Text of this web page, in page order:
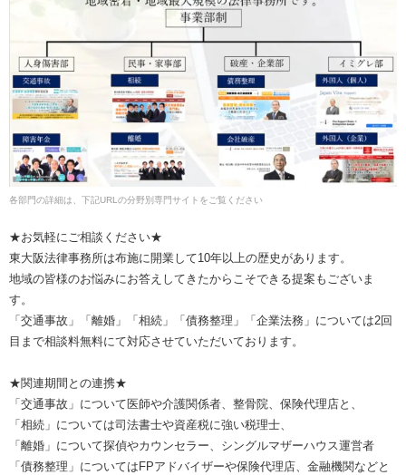
各部門の詳細は、下記URLの分野別専門サイトをご覧ください
★お気軽にご相談ください★
東大阪法律事務所は布施に開業して10年以上の歴史があります。
地域の皆様のお悩みにお答えしてきたからこそできる提案もございま
す。
「交通事故」「離婚」「相続」「債務整理」「企業法務」については2回
目まで相談料無料にて対応させていただいております。
★関連期間との連携★
「交通事故」について医師や介護関係者、整骨院、保険代理店と、
「相続」については司法書士や資産税に強い税理士、
「離婚」について探偵やカウンセラー、シングルマザーハウス運営者
「債務整理」についてはFPアドバイザーや保険代理店、金融機関などと